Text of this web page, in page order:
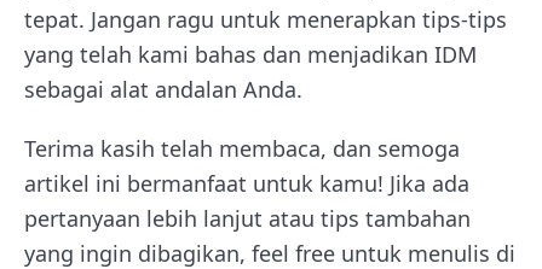
tepat. Jangan ragu untuk menerapkan tips-tips
yang telah kami bahas dan menjadikan IDM
sebagai alat andalan Anda.
Terima kasih telah membaca, dan semoga
artikel ini bermanfaat untuk kamu! Jika ada
pertanyaan lebih lanjut atau tips tambahan
yang ingin dibagikan, feel free untuk menulis di